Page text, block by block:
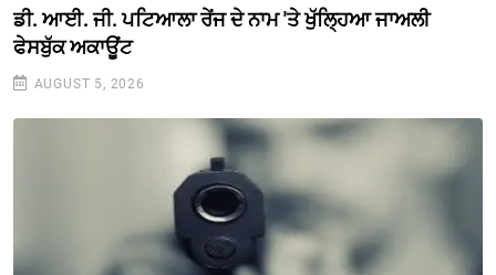
ਡੀ. ਆਈ. ਜੀ. ਪਟਿਆਲਾ ਰੇਂਜ ਦੇ ਨਾਮ 'ਤੇ ਖੁੱਲ੍ਹਿਆ ਜਾਅਲੀ
ਫੇਸਬੁੱਕ ਅਕਾਊਂਟ
AUGUST 5, 2026